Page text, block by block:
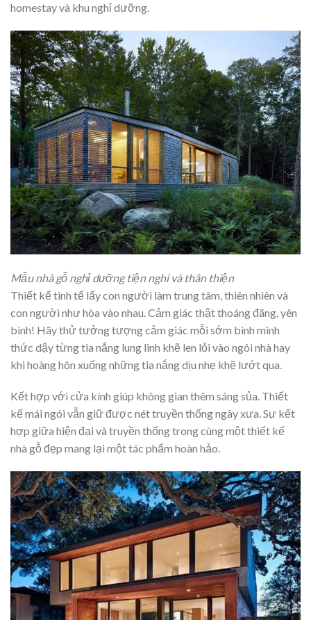
homestay và khu nghỉ dưỡng.
Mẫu nhà gỗ nghỉ dưỡng tiện nghi và thân thiện
Thiết kế tinh tế lấy con người làm trung tâm, thiên nhiên và
con người như hòa vào nhau. Cảm giác thật thoáng đãng, yên
bình! Hãy thử tưởng tượng cảm giác mỗi sớm bình minh
thức dậy từng tia nắng lung linh khẽ len lỏi vào ngôi nhà hay
khi hoàng hôn xuống những tia nắng dịu nhẹ khẽ lướt qua.
Kết hợp với cửa kính giúp không gian thêm sáng sủa. Thiết
kế mái ngói vẫn giữ được nét truyền thống ngày xưa. Sự kết
hợp giữa hiện đại và truyền thống trong cùng một thiết kế
nhà gỗ đẹp mang lại một tác phẩm hoàn hảo.